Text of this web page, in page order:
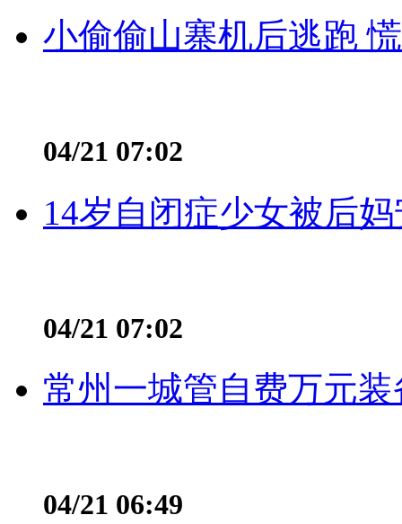
小偷偷山寨机后逃跑
04/21 07:02
14岁自闭症少女被后
04/21 07:02
常州一城管自费万元
04/21 06:49